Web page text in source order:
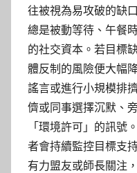
往被視為易攻破的缺
總是被動等待、午餐
的社交資本。若目標
體反制的風險便大幅
謠言或進行小規模排
儕或同事選擇沉默、
「環境許可」的訊號
者會持續監控目標支
有力盟友或師長關注